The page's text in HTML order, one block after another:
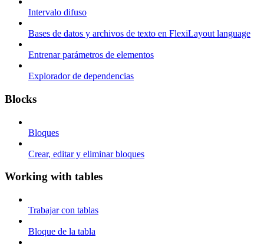
Intervalo difuso
Bases de datos y archivos de texto en FlexiLayout language
Entrenar parámetros de elementos
Explorador de dependencias
Blocks
Bloques
Crear, editar y eliminar bloques
Working with tables
Trabajar con tablas
Bloque de la tabla